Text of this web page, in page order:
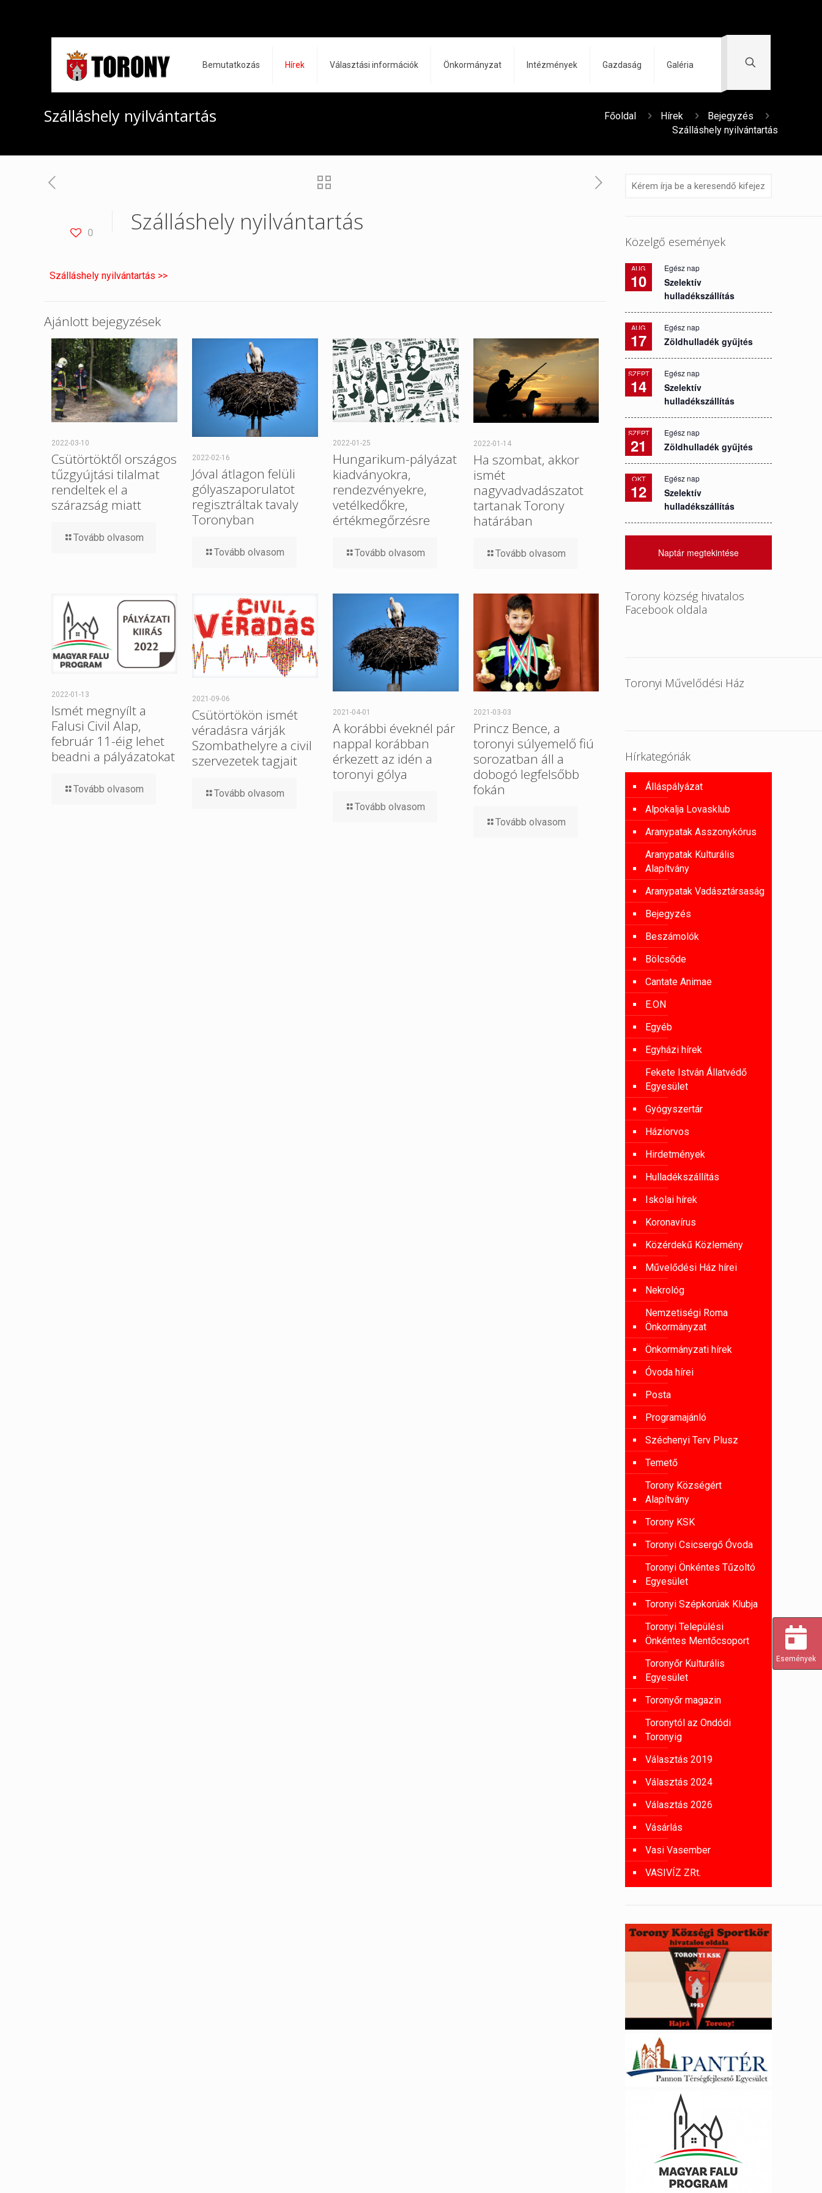
Bemutatkozás Hírek Választási információk Önkormányzat Intézmények Gazdaság Galéria
Szálláshely nyilvántartás Főoldal Hírek
Bejegyzés
Szálláshely nyilvántartás
0 Szálláshely nyilvántartás
Szálláshely nyilvántartás >>
Ajánlott bejegyzések
2022-03-10
Csütörtöktől országos
tűzgyújtási tilalmat
rendeltek el a
szárazság miatt
Tovább olvasom
2022-02-16
Jóval átlagon felüli
gólyaszaporulatot
regisztráltak tavaly
Toronyban
Tovább olvasom
2022-01-25
Hungarikum-pályázat
kiadványokra,
rendezvényekre,
vetélkedőkre,
értékmegőrzésre
Tovább olvasom
2022-01-14
Ha szombat, akkor
ismét
nagyvadvadászatot
tartanak Torony
határában
Tovább olvasom
2022-01-13
Ismét megnyílt a
Falusi Civil Alap,
február 11-éig lehet
beadni a pályázatokat
Tovább olvasom
2021-09-06
Csütörtökön ismét
véradásra várják
Szombathelyre a civil
szervezetek tagjait
Tovább olvasom
2021-04-01
A korábbi éveknél pár
nappal korábban
érkezett az idén a
toronyi gólya
Tovább olvasom
2021-03-03
Princz Bence, a
toronyi súlyemelő fiú
sorozatban áll a
dobogó legfelsőbb
fokán
Tovább olvasom
Közelgő események
AUG
10
Egész nap
Szelektív
hulladékszállítás
AUG
17
Egész nap
Zöldhulladék gyűjtés
SZEPT
14
Egész nap
Szelektív
hulladékszállítás
SZEPT
21
Egész nap
Zöldhulladék gyűjtés
OKT
12
Egész nap
Szelektív
hulladékszállítás
Naptár megtekintése
Torony község hivatalos
Facebook oldala
Toronyi Művelődési Ház
Hírkategóriák
Álláspályázat
Alpokalja Lovasklub
Aranypatak Asszonykórus
Aranypatak Kulturális
Alapítvány
Aranypatak Vadásztársaság
Bejegyzés
Beszámolók
Bölcsőde
Cantate Animae
E.ON
Egyéb
Egyházi hírek
Fekete István Állatvédő
Egyesület
Gyógyszertár
Háziorvos
Hirdetmények
Hulladékszállítás
Iskolai hírek
Koronavírus
Közérdekű Közlemény
Művelődési Ház hírei
Nekrológ
Nemzetiségi Roma
Önkormányzat
Önkormányzati hírek
Óvoda hírei
Posta
Programajánló
Széchenyi Terv Plusz
Temető
Torony Községért
Alapítvány
Torony KSK
Toronyi Csicsergő Óvoda
Toronyi Önkéntes Tűzoltó
Egyesület
Toronyi Szépkorúak Klubja
Toronyi Települési
Önkéntes Mentőcsoport
Toronyőr Kulturális
Egyesület
Toronyőr magazin
Toronytól az Ondódi
Toronyig
Választás 2019
Választás 2024
Választás 2026
Vásárlás
Vasi Vasember
VASIVÍZ ZRt.
Események